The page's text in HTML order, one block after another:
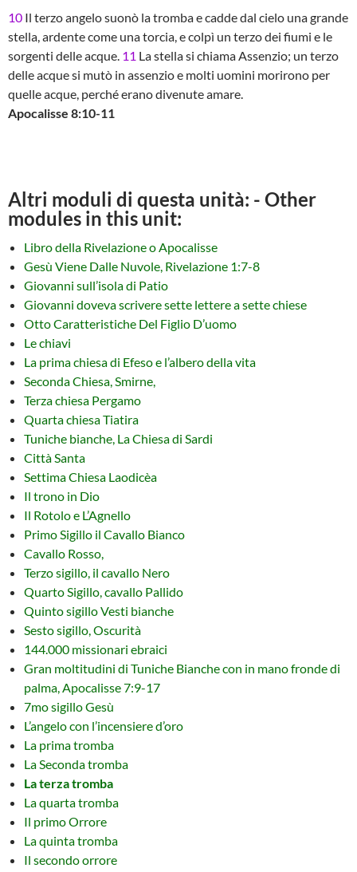
10 Il terzo angelo suonò la tromba e cadde dal cielo una grande
stella, ardente come una torcia, e colpì un terzo dei fiumi e le
sorgenti delle acque. 11 La stella si chiama Assenzio; un terzo
delle acque si mutò in assenzio e molti uomini morirono per
quelle acque, perché erano divenute amare.
Apocalisse 8:10-11
Altri moduli di questa unità: - Other
modules in this unit:
Libro della Rivelazione o Apocalisse
Gesù Viene Dalle Nuvole, Rivelazione 1:7-8
Giovanni sull’isola di Patio
Giovanni doveva scrivere sette lettere a sette chiese
Otto Caratteristiche Del Figlio D’uomo
Le chiavi
La prima chiesa di Efeso e l’albero della vita
Seconda Chiesa, Smirne,
Terza chiesa Pergamo
Quarta chiesa Tiatira
Tuniche bianche, La Chiesa di Sardi
Città Santa
Settima Chiesa Laodicèa
Il trono in Dio
Il Rotolo e L’Agnello
Primo Sigillo il Cavallo Bianco
Cavallo Rosso,
Terzo sigillo, il cavallo Nero
Quarto Sigillo, cavallo Pallido
Quinto sigillo Vesti bianche
Sesto sigillo, Oscurità
144.000 missionari ebraici
Gran moltitudini di Tuniche Bianche con in mano fronde di
palma, Apocalisse 7:9-17
7mo sigillo Gesù
L’angelo con l’incensiere d’oro
La prima tromba
La Seconda tromba
La terza tromba
La quarta tromba
Il primo Orrore
La quinta tromba
Il secondo orrore